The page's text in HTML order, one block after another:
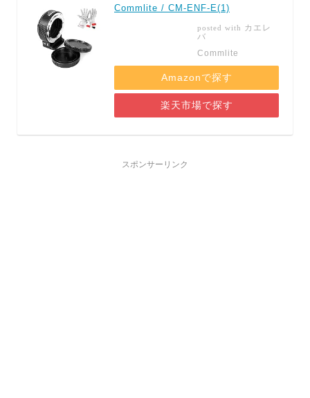
Commlite / CM-ENF-E(1)
posted with カエレ
バ
Commlite
Amazonで探す
楽天市場で探す
スポンサーリンク